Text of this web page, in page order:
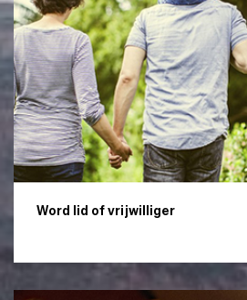
Word lid of vrijwilliger